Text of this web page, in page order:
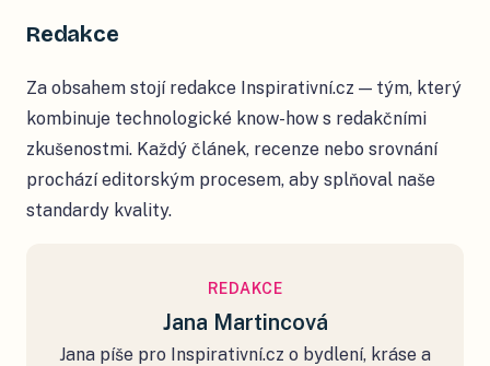
Redakce
Za obsahem stojí redakce Inspirativní.cz — tým, který
kombinuje technologické know-how s redakčními
zkušenostmi. Každý článek, recenze nebo srovnání
prochází editorským procesem, aby splňoval naše
standardy kvality.
REDAKCE
Jana Martincová
Jana píše pro Inspirativní.cz o bydlení, kráse a